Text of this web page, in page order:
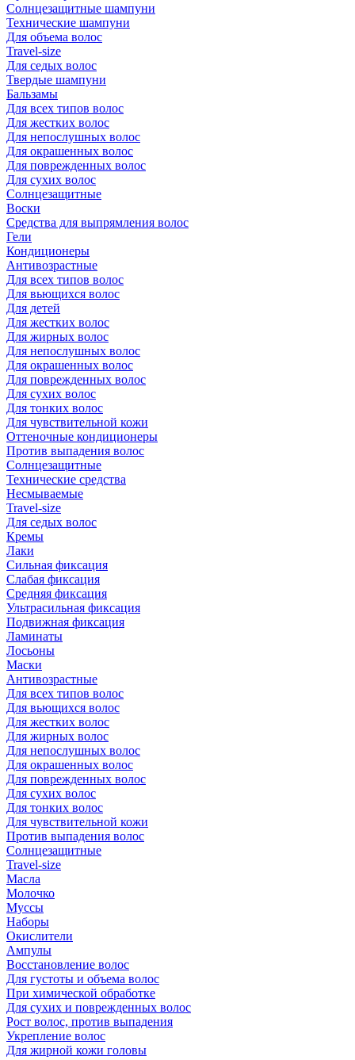
Солнцезащитные шампуни
Технические шампуни
Для объема волос
Travel-size
Для седых волос
Твердые шампуни
Бальзамы
Для всех типов волос
Для жестких волос
Для непослушных волос
Для окрашенных волос
Для поврежденных волос
Для сухих волос
Солнцезащитные
Воски
Средства для выпрямления волос
Гели
Кондиционеры
Антивозрастные
Для всех типов волос
Для вьющихся волос
Для детей
Для жестких волос
Для жирных волос
Для непослушных волос
Для окрашенных волос
Для поврежденных волос
Для сухих волос
Для тонких волос
Для чувствительной кожи
Оттеночные кондиционеры
Против выпадения волос
Солнцезащитные
Технические средства
Несмываемые
Travel-size
Для седых волос
Кремы
Лаки
Сильная фиксация
Слабая фиксация
Средняя фиксация
Ультрасильная фиксация
Подвижная фиксация
Ламинаты
Лосьоны
Маски
Антивозрастные
Для всех типов волос
Для вьющихся волос
Для жестких волос
Для жирных волос
Для непослушных волос
Для окрашенных волос
Для поврежденных волос
Для сухих волос
Для тонких волос
Для чувствительной кожи
Против выпадения волос
Солнцезащитные
Travel-size
Масла
Молочко
Муссы
Наборы
Окислители
Ампулы
Восстановление волос
Для густоты и объема волос
При химической обработке
Для сухих и поврежденных волос
Рост волос, против выпадения
Укрепление волос
Для жирной кожи головы